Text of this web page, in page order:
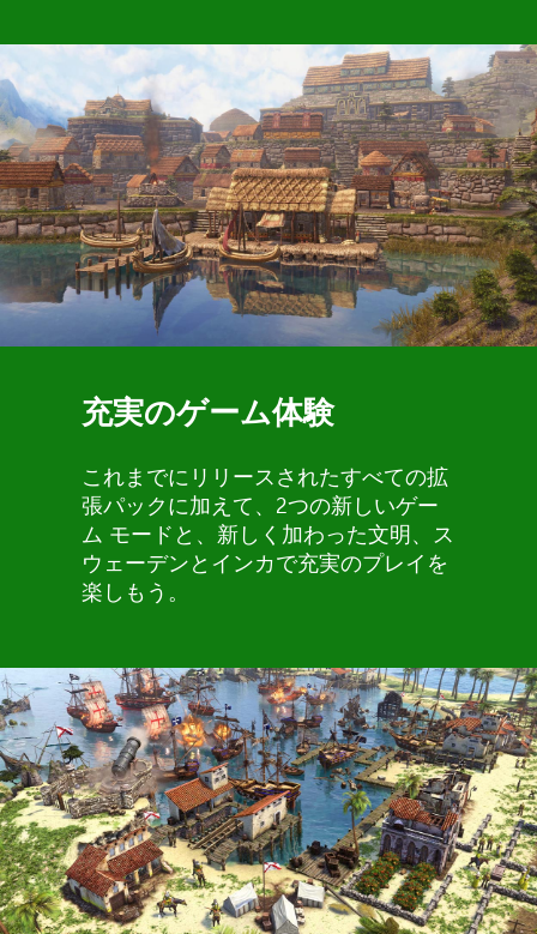
充実のゲーム体験
これまでにリリースされたすべての拡
張パックに加えて、2つの新しいゲー
ム モードと、新しく加わった文明、ス
ウェーデンとインカで充実のプレイを
楽しもう。